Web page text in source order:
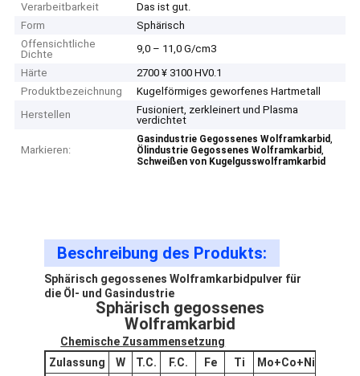
Verarbeitbarkeit
Das ist gut.
Form
Sphärisch
Offensichtliche
Dichte
9,0 – 11,0 G/cm3
Härte
2700 ¥ 3100 HV0.1
Produktbezeichnung
Kugelförmiges geworfenes Hartmetall
Herstellen
Fusioniert, zerkleinert und Plasma
verdichtet
Markieren:
Gasindustrie Gegossenes Wolframkarbid,
Ölindustrie Gegossenes Wolframkarbid,
Schweißen von Kugelgusswolframkarbid
Beschreibung des Produkts:
Sphärisch gegossenes Wolframkarbidpulver für
die Öl- und Gasindustrie
Sphärisch gegossenes
Wolframkarbid
Chemische Zusammensetzung
Zulassung
W T.C. F.C. Fe Ti Mo+Co+ Ni